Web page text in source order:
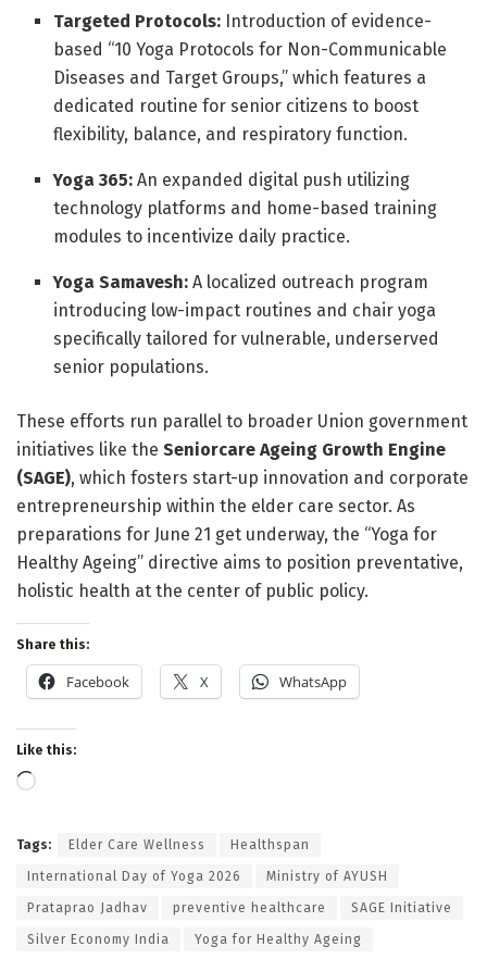
Targeted Protocols: Introduction of evidence-
based “10 Yoga Protocols for Non-Communicable
Diseases and Target Groups,” which features a
dedicated routine for senior citizens to boost
flexibility, balance, and respiratory function.
Yoga 365: An expanded digital push utilizing
technology platforms and home-based training
modules to incentivize daily practice.
Yoga Samavesh: A localized outreach program
introducing low-impact routines and chair yoga
specifically tailored for vulnerable, underserved
senior populations.
These efforts run parallel to broader Union government
initiatives like the Seniorcare Ageing Growth Engine
(SAGE), which fosters start-up innovation and corporate
entrepreneurship within the elder care sector. As
preparations for June 21 get underway, the “Yoga for
Healthy Ageing” directive aims to position preventative,
holistic health at the center of public policy.
Share this:
Facebook X WhatsApp
Like this:
Loading…
Tags: Elder Care Wellness Healthspan
International Day of Yoga 2026 Ministry of AYUSH
Prataprao Jadhav preventive healthcare SAGE Initiative
Silver Economy India Yoga for Healthy Ageing